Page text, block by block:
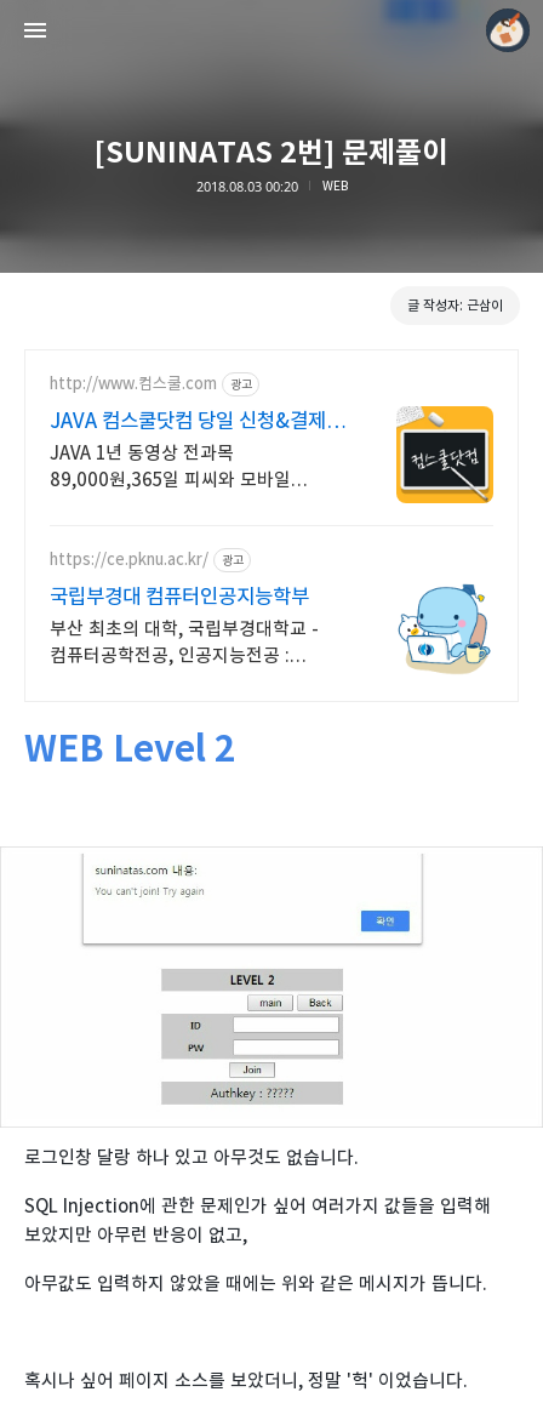
[SUNINATAS 2번] 문제풀이
2018.08.03 00:20 WEB
글 작성자: 근삼이
http://www.컴스쿨.com 광고
JAVA 컴스쿨닷컴 당일 신청&결제시
기프티콘!
JAVA 1년 동영상 전과목
89,000원,365일 피씨와 모바일
https://ce.pknu.ac.kr/ 광고
국립부경대 컴퓨터인공지능학부
부산 최초의 대학, 국립부경대학교 -
컴퓨터공학전공, 인공지능전공 :
WEB Level 2
로그인창 달랑 하나 있고 아무것도 없습니다.
SQL Injection에 관한 문제인가 싶어 여러가지 값들을 입력해
보았지만 아무런 반응이 없고,
아무값도 입력하지 않았을 때에는 위와 같은 메시지가 뜹니다.
혹시나 싶어 페이지 소스를 보았더니, 정말 '헉' 이었습니다.
모두의 근삼이